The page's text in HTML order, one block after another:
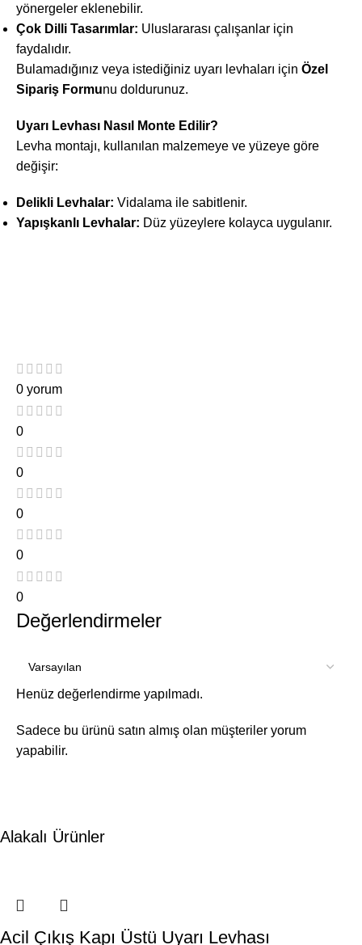
yönergeler eklenebilir.
Çok Dilli Tasarımlar: Uluslararası çalışanlar için
faydalıdır.
Bulamadığınız veya istediğiniz uyarı levhaları için Özel
Sipariş Formunu doldurunuz.
Uyarı Levhası Nasıl Monte Edilir?
Levha montajı, kullanılan malzemeye ve yüzeye göre
değişir:
Delikli Levhalar: Vidalama ile sabitlenir.
Yapışkanlı Levhalar: Düz yüzeylere kolayca uygulanır.
0 yorum
0
0
0
0
0
Değerlendirmeler
Henüz değerlendirme yapılmadı.
Sadece bu ürünü satın almış olan müşteriler yorum
yapabilir.
Alakalı Ürünler
Acil Çıkış Kapı Üstü Uyarı Levhası